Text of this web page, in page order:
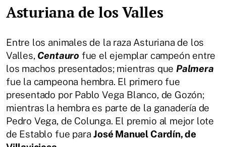
Asturiana de los Valles
Entre los animales de la raza Asturiana de los
Valles, Centauro fue el ejemplar campeón entre
los machos presentados; mientras que Palmera
fue la campeona hembra. El primero fue
presentado por Pablo Vega Blanco, de Gozón;
mientras la hembra es parte de la ganadería de
Pedro Vega, de Colunga. El premio al mejor lote
de Establo fue paraJosé Manuel Cardín, de